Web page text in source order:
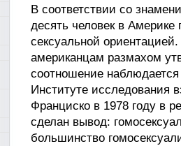
В соответствии со
десять человек в
сексуальной
американцам размахом
соотношение
Институте исследования
Франциско в 1978 году в
сделан вывод:
большинство